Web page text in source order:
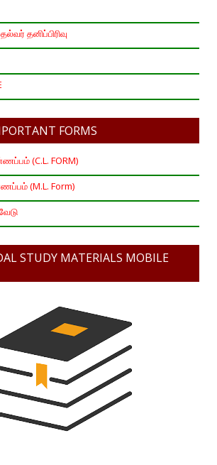
தனிப்பிரிவு
FORMS
(C.L. FORM)
(M.L. Form)
STUDY MATERIALS MOBILE